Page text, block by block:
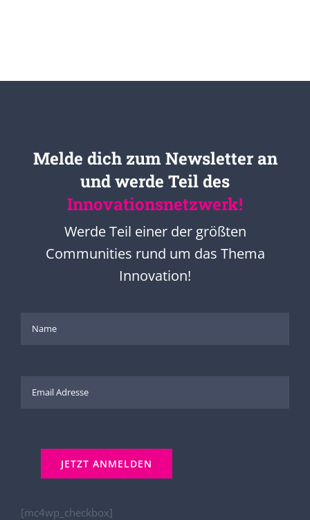
Melde dich zum Newsletter an
und werde Teil des
Innovationsnetzwerk!
Werde Teil einer der größten
Communities rund um das Thema
Innovation!
[mc4wp_checkbox]